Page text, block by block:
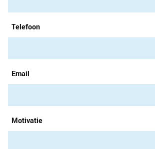
Telefoon
Email
Motivatie